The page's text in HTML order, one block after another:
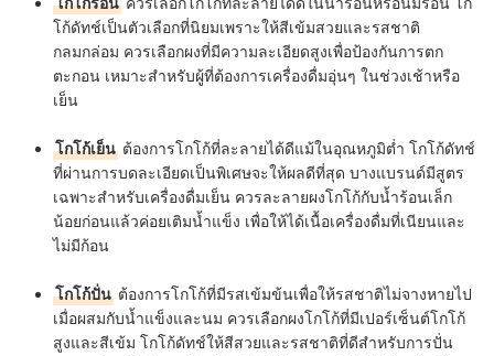
โก้ดัทช์เป็นตัวเลือกที่นิยมเพราะให้สีเข้มสวยและรสชาติ
กลมกล่อม ควรเลือกผงที่มีความละเอียดสูงเพื่อป้องกันการตก
ตะกอน เหมาะสำหรับผู้ที่ต้องการเครื่องดื่มอุ่นๆ ในช่วงเช้าหรือ
เย็น
โกโก้เย็น ต้องการโกโก้ที่ละลายได้ดีแม้ในอุณหภูมิต่ำ โกโก้ดัทช์
ที่ผ่านการบดละเอียดเป็นพิเศษจะให้ผลดีที่สุด บางแบรนด์มีสูตร
เฉพาะสำหรับเครื่องดื่มเย็น ควรละลายผงโกโก้กับน้ำร้อนเล็ก
น้อยก่อนแล้วค่อยเติมน้ำแข็ง เพื่อให้ได้เนื้อเครื่องดื่มที่เนียนและ
ไม่มีก้อน
โกโก้ปั่น ต้องการโกโก้ที่มีรสเข้มข้นเพื่อให้รสชาติไม่จางหายไป
เมื่อผสมกับน้ำแข็งและนม ควรเลือกผงโกโก้ที่มีเปอร์เซ็นต์โกโก้
สูงและสีเข้ม โกโก้ดัทช์ให้สีสวยและรสชาติที่ดีสำหรับการปั่น